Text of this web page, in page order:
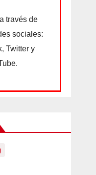
través de
sociales:
Twitter y